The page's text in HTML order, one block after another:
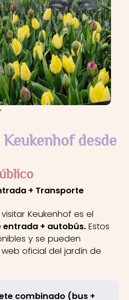
desde
+ Transporte
Keukenhof es el
+ autobús. Estos
y se pueden
oficial del jardín de
combinado (bus +